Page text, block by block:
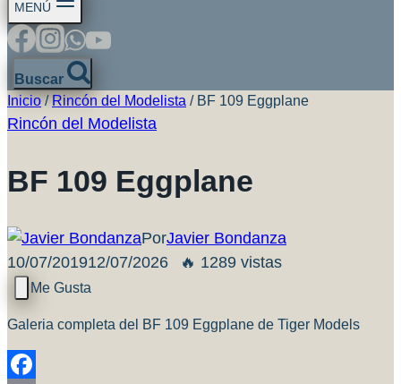
MENÚ
Buscar
Inicio / Rincón del Modelista / BF 109 Eggplane
Rincón del Modelista
BF 109 Eggplane
PorJavier Bondanza
10/07/201912/07/2026 🔥 1289 vistas
Galeria completa del BF 109 Eggplane de Tiger Models